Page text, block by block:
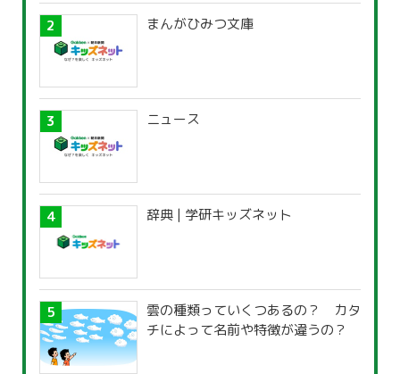
まんがひみつ文庫
ニュース
辞典 | 学研キッズネット
雲の種類っていくつあるの？ カタ
チによって名前や特徴が違うの？